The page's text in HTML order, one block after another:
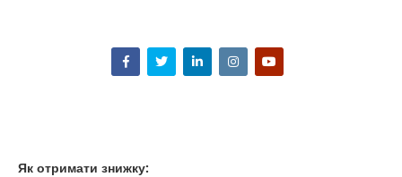
Як отримати знижку: